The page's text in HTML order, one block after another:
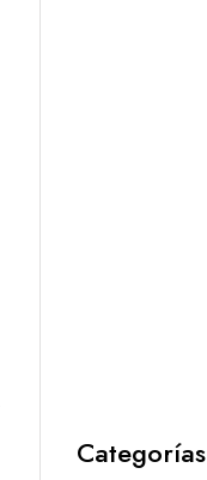
Categorías